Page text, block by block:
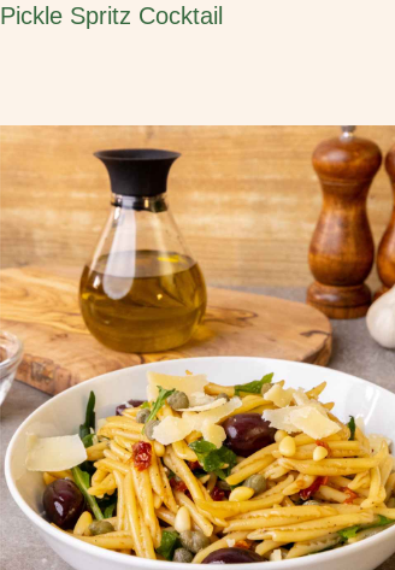
Pickle Spritz Cocktail